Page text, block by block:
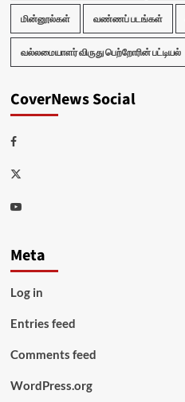
மின்னூல்கள் வண்ணப் படங்கள்
வல்லமையாளர் விருது பெற்றோரின் பட்டியல்
CoverNews Social
Facebook
Twitter
Youtube
Meta
Log in
Entries feed
Comments feed
WordPress.org